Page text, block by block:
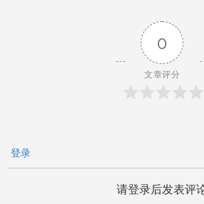
0
文章评分
登录
请登录后发表评